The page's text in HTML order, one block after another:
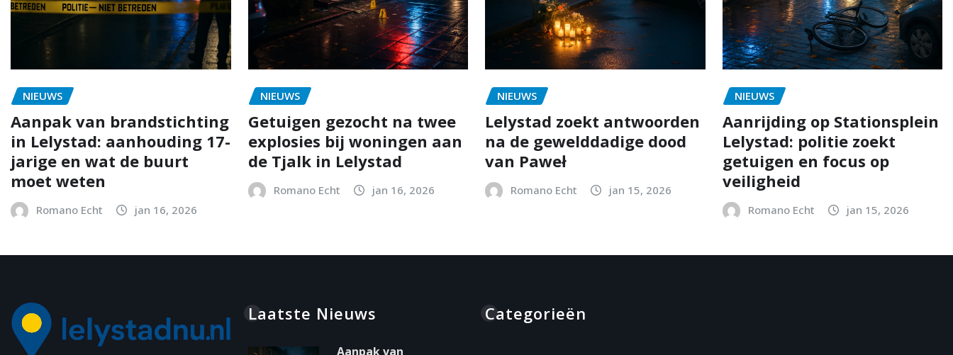
NIEUWS
Aanpak van brandstichting
in Lelystad: aanhouding 17-
jarige en wat de buurt
moet weten
Romano Echt jan 16, 2026
NIEUWS
Getuigen gezocht na twee
explosies bij woningen aan
de Tjalk in Lelystad
Romano Echt jan 16, 2026
NIEUWS
Lelystad zoekt antwoorden
na de gewelddadige dood
van Paweł
Romano Echt jan 15, 2026
NIEUWS
Aanrijding op Stationsplein
Lelystad: politie zoekt
getuigen en focus op
veiligheid
Romano Echt jan 15, 2026
Laatste Nieuws
Aanpak van
Categorieën